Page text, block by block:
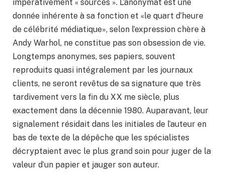
impérativement « sourcés ». L’anonymat est une
donnée inhérente à sa fonction et «le quart d’heure
de célébrité médiatique», selon l’expression chère à
Andy Warhol, ne constitue pas son obsession de vie.
Longtemps anonymes, ses papiers, souvent
reproduits quasi intégralement par les journaux
clients, ne seront revêtus de sa signature que très
tardivement vers la fin du XX me siècle, plus
exactement dans la décennie 1980. Auparavant, leur
signalement résidait dans les initiales de l’auteur en
bas de texte de la dépêche que les spécialistes
décryptaient avec le plus grand soin pour juger de la
valeur d’un papier et jauger son auteur.